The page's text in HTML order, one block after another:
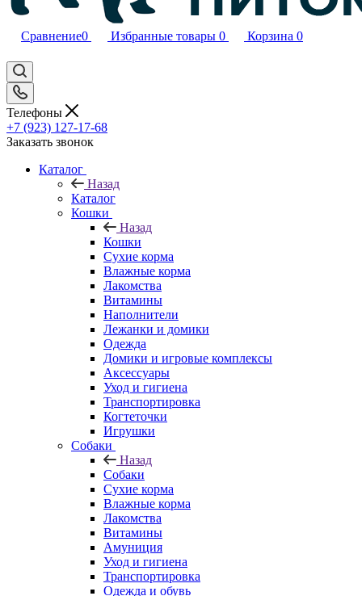
Сравнение0 Избранные товары 0 Корзина 0
Телефоны
+7 (923) 127-17-68
Заказать звонок
Каталог
Назад
Каталог
Кошки
Назад
Кошки
Сухие корма
Влажные корма
Лакомства
Витамины
Наполнители
Лежанки и домики
Одежда
Домики и игровые комплексы
Аксессуары
Уход и гигиена
Транспортировка
Когтеточки
Игрушки
Собаки
Назад
Собаки
Сухие корма
Влажные корма
Лакомства
Витамины
Амуниция
Уход и гигиена
Транспортировка
Одежда и обувь